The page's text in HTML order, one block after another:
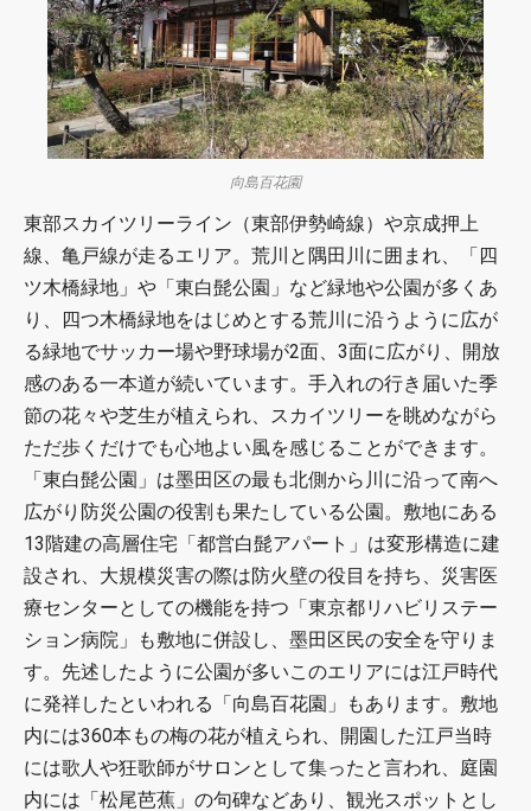
向島百花園
東部スカイツリーライン（東部伊勢崎線）や京成押上
線、亀戸線が走るエリア。荒川と隅田川に囲まれ、「四
ツ木橋緑地」や「東白髭公園」など緑地や公園が多くあ
り、四つ木橋緑地をはじめとする荒川に沿うように広が
る緑地でサッカー場や野球場が2面、3面に広がり、開放
感のある一本道が続いています。手入れの行き届いた季
節の花々や芝生が植えられ、スカイツリーを眺めながら
ただ歩くだけでも心地よい風を感じることができます。
「東白髭公園」は墨田区の最も北側から川に沿って南へ
広がり防災公園の役割も果たしている公園。敷地にある
13階建の高層住宅「都営白髭アパート」は変形構造に建
設され、大規模災害の際は防火壁の役目を持ち、災害医
療センターとしての機能を持つ「東京都リハビリステー
ション病院」も敷地に併設し、墨田区民の安全を守りま
す。先述したように公園が多いこのエリアには江戸時代
に発祥したといわれる「向島百花園」もあります。敷地
内には360本もの梅の花が植えられ、開園した江戸当時
には歌人や狂歌師がサロンとして集ったと言われ、庭園
内には「松尾芭蕉」の句碑などあり、観光スポットとし